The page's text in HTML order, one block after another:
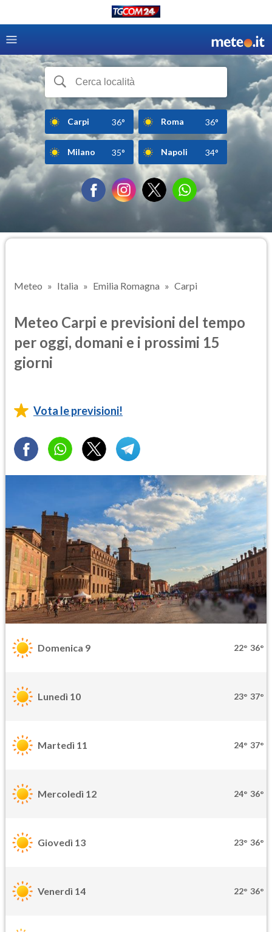
Carpi 36° Roma 36°
Milano 35° Napoli 34°
Meteo Italia Emilia Romagna Carpi
Meteo Carpi e previsioni del tempo
per oggi, domani e i prossimi 15
giorni
Vota le previsioni!
Domenica 9 22° 36°
Lunedì 10 23° 37°
Martedì 11 24° 37°
Mercoledì 12 24° 36°
Giovedì 13 23° 36°
Venerdì 14 22° 36°